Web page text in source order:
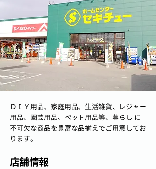
ＤＩＹ用品、家庭用品、生活雑貨、レジャー
用品、園芸用品、ペット用品等、暮らし に
不可欠な商品を豊富な品揃えでご用意してお
ります。
店舗情報